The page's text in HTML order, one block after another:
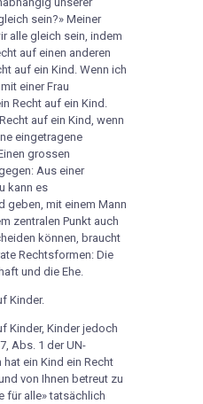
sein?» Meiner
alle gleich sein, indem
auf einen anderen
auf ein Kind. Wenn ich
einer Frau
Recht auf ein Kind.
auf ein Kind, wenn
eingetragene
grossen
Aus einer
kann es
geben, mit einem Mann
zentralen Punkt auch
können, braucht
Rechtsformen: Die
und die Ehe.
Kinder.
Kinder, Kinder jedoch
Abs. 1 der UN-
ein Kind ein Recht
von Ihnen betreut zu
für alle» tatsächlich